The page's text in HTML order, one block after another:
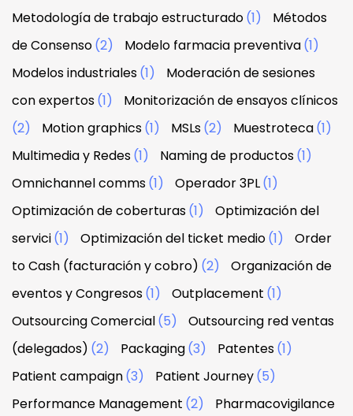
Metodología de trabajo estructurado(1)
Métodos
de Consenso(2) Modelo farmacia preventiva(1)
Modelos industriales(1)
Moderación de sesiones
con expertos(1)
Monitorización de ensayos clínicos
(2)
Motion graphics(1) MSLs(2) Muestroteca(1)
Multimedia y Redes(1) Naming de productos(1)
Omnichannel comms(1) Operador 3PL(1)
Optimización de coberturas(1)
Optimización del
servici(1) Optimización del ticket medio(1)
Order
to Cash (facturación y cobro) (2)
Organización de
eventos y Congresos(1) Outplacement (1)
Outsourcing Comercial(5)
Outsourcing red ventas
(delegados) (2) Packaging(3) Patentes(1)
Patient campaign(3) Patient Journey(5)
Performance Management (2)
Pharmacovigilance